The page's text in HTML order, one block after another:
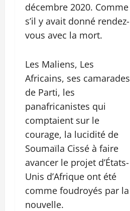
décembre 2020. Comme
s’il y avait donné rendez-
vous avec la mort.
Les Maliens, Les
Africains, ses camarades
de Parti, les
panafricanistes qui
comptaient sur le
courage, la lucidité de
Soumaïla Cissé à faire
avancer le projet d’États-
Unis d’Afrique ont été
comme foudroyés par la
nouvelle.